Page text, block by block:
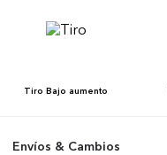
Tiro Bajo aumento
Envíos & Cambios